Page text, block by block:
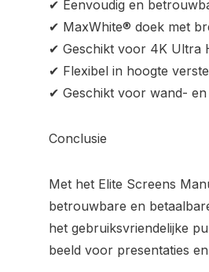
✔ Eenvoudig en
✔ MaxWhite® doek met
✔ Geschikt voor 4K Ultra
✔ Flexibel in hoogte
✔ Geschikt voor wand-
Conclusie
Met het Elite Screens
betrouwbare en
het gebruiksvriendelijke
beeld voor presentaties